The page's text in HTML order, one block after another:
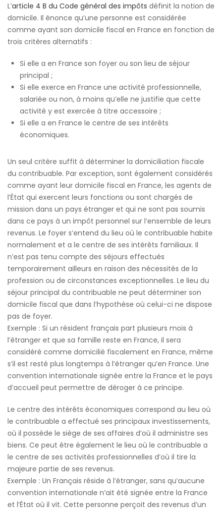
L’article 4 B du Code général des impôts définit la notion de
domicile. Il énonce qu’une personne est considérée
comme ayant son domicile fiscal en France en fonction de
trois critères alternatifs :
Si elle a en France son foyer ou son lieu de séjour
principal ;
Si elle exerce en France une activité professionnelle,
salariée ou non, à moins qu’elle ne justifie que cette
activité y est exercée à titre accessoire ;
Si elle a en France le centre de ses intérêts
économiques.
Un seul critère suffit à déterminer la domiciliation fiscale
du contribuable. Par exception, sont également considérés
comme ayant leur domicile fiscal en France, les agents de
l’État qui exercent leurs fonctions ou sont chargés de
mission dans un pays étranger et qui ne sont pas soumis
dans ce pays à un impôt personnel sur l’ensemble de leurs
revenus. Le foyer s’entend du lieu où le contribuable habite
normalement et a le centre de ses intérêts familiaux. Il
n’est pas tenu compte des séjours effectués
temporairement ailleurs en raison des nécessités de la
profession ou de circonstances exceptionnelles. Le lieu du
séjour principal du contribuable ne peut déterminer son
domicile fiscal que dans l’hypothèse où celui-ci ne dispose
pas de foyer.
Exemple : Si un résident français part plusieurs mois à
l’étranger et que sa famille reste en France, il sera
considéré comme domicilié fiscalement en France, même
s’il est resté plus longtemps à l’étranger qu’en France. Une
convention internationale signée entre la France et le pays
d’accueil peut permettre de déroger à ce principe.
Le centre des intérêts économiques correspond au lieu où
le contribuable a effectué ses principaux investissements,
où il possède le siège de ses affaires d’où il administre ses
biens. Ce peut être également le lieu où le contribuable a
le centre de ses activités professionnelles d’où il tire la
majeure partie de ses revenus.
Exemple : Un Français réside à l’étranger, sans qu’aucune
convention internationale n’ait été signée entre la France
et l’État où il vit. Cette personne perçoit des revenus d’un